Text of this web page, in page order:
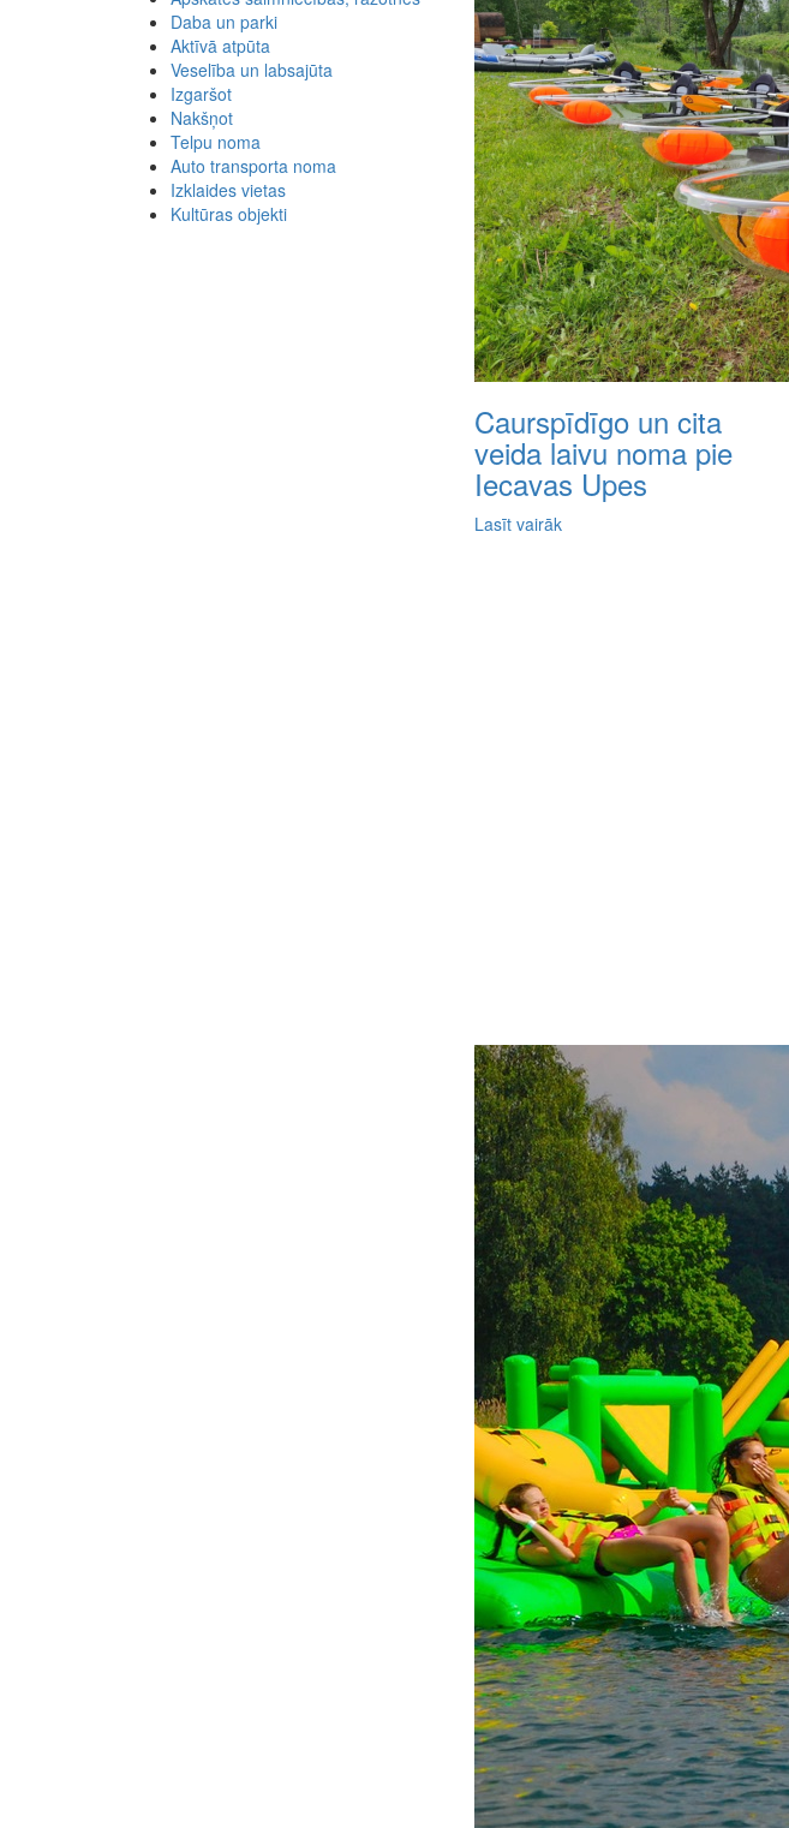
Daba un parki
Aktīvā atpūta
Veselība un labsajūta
Izgaršot
Nakšņot
Telpu noma
Auto transporta noma
Izklaides vietas
Kultūras objekti
Caurspīdīgo un cita
veida laivu noma pie
Iecavas Upes
Lasīt vairāk